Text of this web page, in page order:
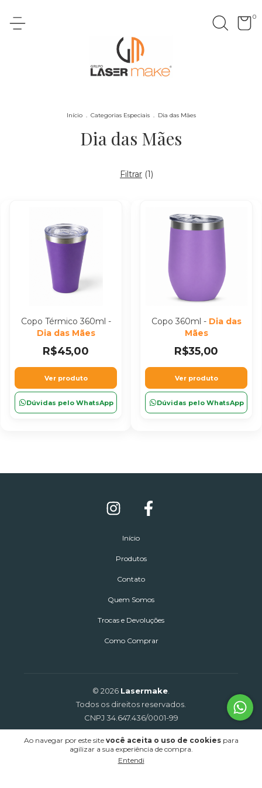
0
Ao navegar por este site você aceita o uso de cookiespara
agilizar a sua experiência de compra.
Entendi
Início . Categorias Especiais . Dia das Mães
Dia das Mães
Filtrar (1)
Copo Térmico 360ml -
Dia das Mães
R$45,00
Ver produto
Dúvidas pelo WhatsApp
Copo 360ml - Dia das
Mães
R$35,00
Ver produto
Dúvidas pelo WhatsApp
Início
Produtos
Contato
Quem Somos
Trocas e Devoluções
Como Comprar
© 2026 Lasermake
Todos os direitos reservados.
CNPJ 34.647.436/0001-99